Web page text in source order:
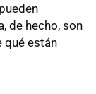
de hecho, son
qué están